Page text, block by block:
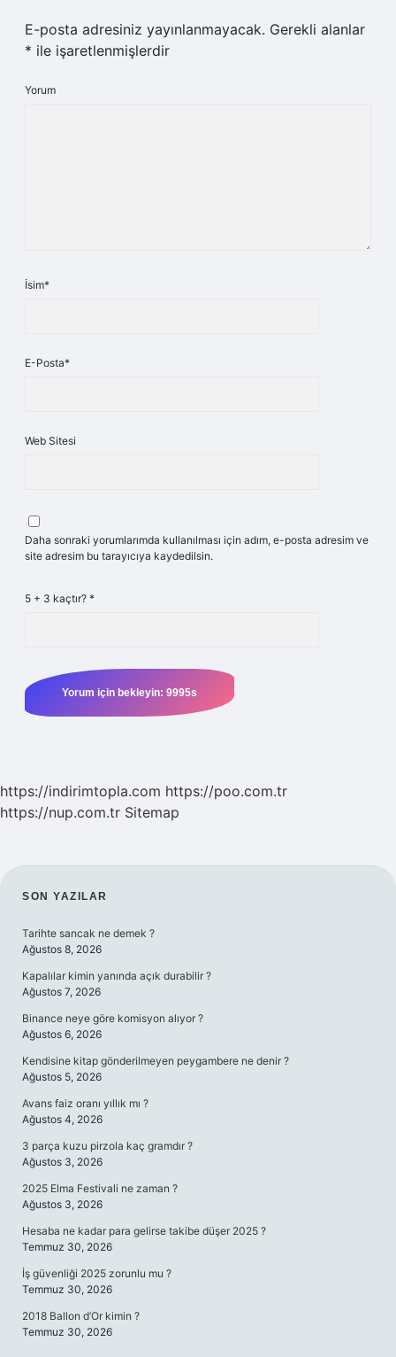
E-posta adresiniz yayınlanmayacak. Gerekli alanlar
* ile işaretlenmişlerdir
Yorum
İsim*
E-Posta*
Web Sitesi
Daha sonraki yorumlarımda kullanılması için adım, e-posta adresim ve
site adresim bu tarayıcıya kaydedilsin.
5 + 3 kaçtır? *
https://indirimtopla.com https://poo.com.tr
https://nup.com.tr Sitemap
SIDEBAR
SON YAZILAR
Tarihte sancak ne demek ?
Ağustos 8, 2026
Kapalılar kimin yanında açık durabilir ?
Ağustos 7, 2026
Binance neye göre komisyon alıyor ?
Ağustos 6, 2026
Kendisine kitap gönderilmeyen peygambere ne denir ?
Ağustos 5, 2026
Avans faiz oranı yıllık mı ?
Ağustos 4, 2026
3 parça kuzu pirzola kaç gramdır ?
Ağustos 3, 2026
2025 Elma Festivali ne zaman ?
Ağustos 3, 2026
Hesaba ne kadar para gelirse takibe düşer 2025 ?
Temmuz 30, 2026
İş güvenliği 2025 zorunlu mu ?
Temmuz 30, 2026
2018 Ballon d’Or kimin ?
Temmuz 30, 2026